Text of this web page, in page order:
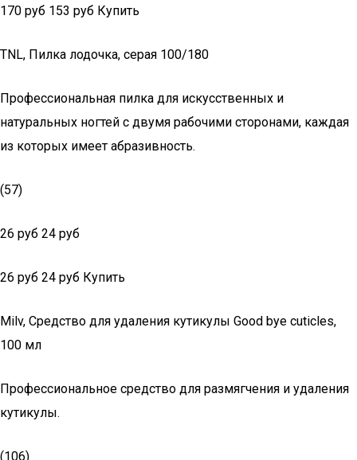
170 руб 153 руб Купить
TNL, Пилка лодочка, серая 100/180
Профессиональная пилка для искусственных и
натуральных ногтей с двумя рабочими сторонами, каждая
из которых имеет абразивность.
(57)
26 руб 24 руб
26 руб 24 руб Купить
Milv, Средство для удаления кутикулы Good bye cuticles,
100 мл
Профессиональное средство для размягчения и удаления
кутикулы.
(106)